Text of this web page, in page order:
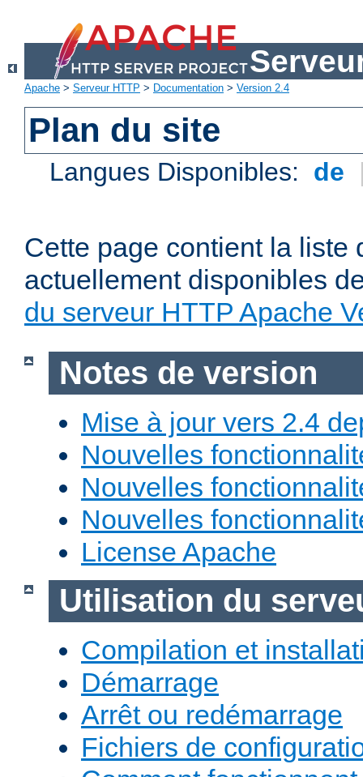
Apache > Serveur HTTP > Documentation > Version 2.4
Plan du site
Langues Disponibles: de
Cette page contient la liste
actuellement disponibles
du serveur HTTP Apache
Notes de version
Mise à jour vers 2.4
Nouvelles
Nouvelles
Nouvelles
License Apache
Utilisation du
Compilation et
Démarrage
Arrêt ou redémarrage
Fichiers de